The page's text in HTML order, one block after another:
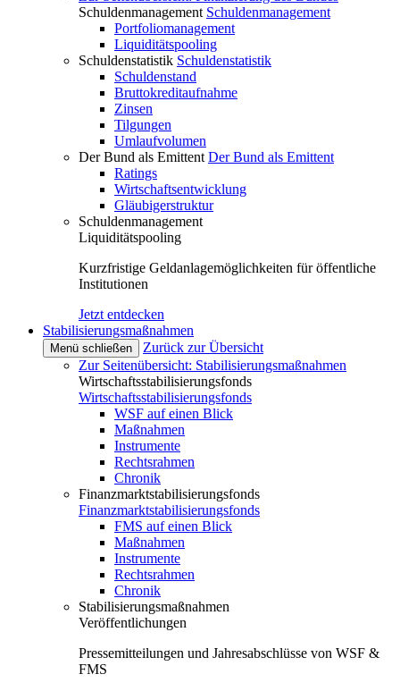
Schuldenmanagement Schuldenmanagement
Portfoliomanagement
Liquiditätspooling
Schuldenstatistik Schuldenstatistik
Schuldenstand
Bruttokreditaufnahme
Zinsen
Tilgungen
Umlaufvolumen
Der Bund als Emittent Der Bund als Emittent
Ratings
Wirtschaftsentwicklung
Gläubigerstruktur
Schuldenmanagement
Liquiditätspooling
Kurzfristige Geldanlagemöglichkeiten für öffentliche
Institutionen
Jetzt entdecken
Stabilisierungsmaßnahmen
Menü schließen
Zurück zur Übersicht
Zur Seitenübersicht: Stabilisierungsmaßnahmen
Wirtschaftsstabilisierungsfonds
Wirtschaftsstabilisierungsfonds
WSF auf einen Blick
Maßnahmen
Instrumente
Rechtsrahmen
Chronik
Finanzmarktstabilisierungsfonds
Finanzmarktstabilisierungsfonds
FMS auf einen Blick
Maßnahmen
Instrumente
Rechtsrahmen
Chronik
Stabilisierungsmaßnahmen
Veröffentlichungen
Pressemitteilungen und Jahresabschlüsse von WSF &
FMS